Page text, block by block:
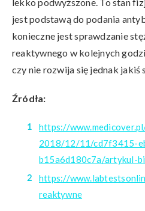
lekko podwyższone. To stan
jest podstawą do podania
konieczne jest sprawdzanie
reaktywnego w kolejnych
czy nie rozwija się jednak jakiś
Źródła:
https://
2018/12/11/cd7f3415-
b15a6d180c7a/artykul-
https://
reaktywne